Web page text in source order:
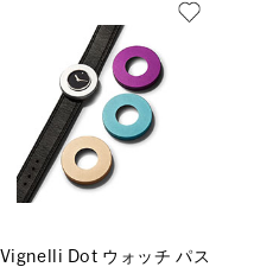
Vignelli Dot ウォッチ パス